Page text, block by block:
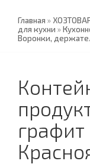
Главная »
для кухни »
Воронки,